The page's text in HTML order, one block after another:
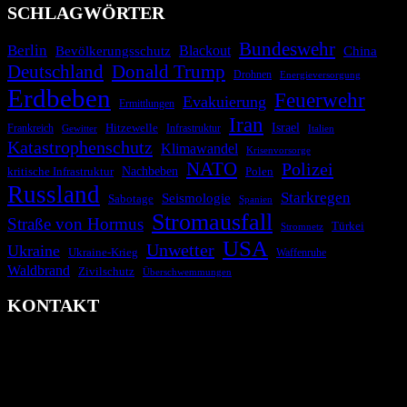
SCHLAGWÖRTER
Berlin Bevölkerungsschutz Blackout Bundeswehr China
Deutschland Donald Trump Drohnen Energieversorgung
Erdbeben Ermittlungen Evakuierung Feuerwehr
Frankreich Gewitter Hitzewelle Infrastruktur Iran Israel Italien
Katastrophenschutz Klimawandel Krisenvorsorge
kritische Infrastruktur Nachbeben NATO Polen Polizei
Russland Sabotage Seismologie Spanien Starkregen
Straße von Hormus Stromausfall Stromnetz Türkei
Ukraine Ukraine-Krieg Unwetter USA Waffenruhe
Waldbrand Zivilschutz Überschwemmungen
KONTAKT